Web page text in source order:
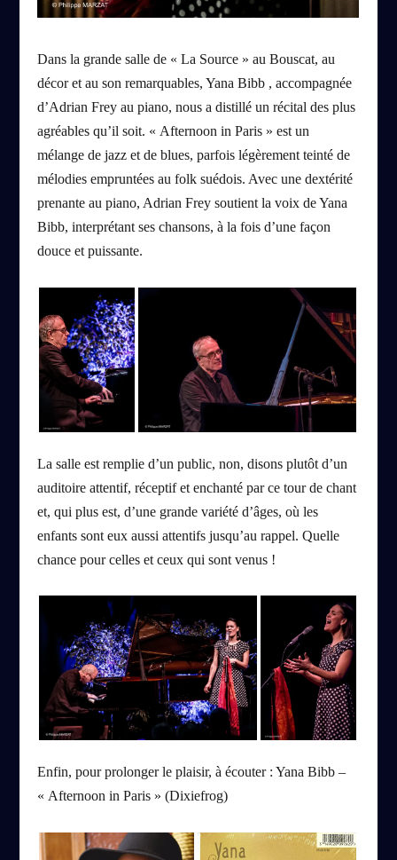
Dans la grande salle de « La Source » au Bouscat, au
décor et au son remarquables, Yana Bibb , accompagnée
d’Adrian Frey au piano, nous a distillé un récital des plus
agréables qu’il soit. « Afternoon in Paris » est un
mélange de jazz et de blues, parfois légèrement teinté de
mélodies empruntées au folk suédois. Avec une dextérité
prenante au piano, Adrian Frey soutient la voix de Yana
Bibb, interprétant ses chansons, à la fois d’une façon
douce et puissante.
La salle est remplie d’un public, non, disons plutôt d’un
auditoire attentif, réceptif et enchanté par ce tour de chant
et, qui plus est, d’une grande variété d’âges, où les
enfants sont eux aussi attentifs jusqu’au rappel. Quelle
chance pour celles et ceux qui sont venus !
Enfin, pour prolonger le plaisir, à écouter : Yana Bibb –
« Afternoon in Paris » (Dixiefrog)